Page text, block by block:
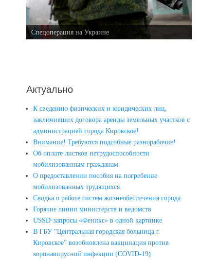
Спецоперация на Украине
Актуально
К сведению физических и юридических лиц,
заключивших договора аренды земельных участков с
администрацией города Кировское!
Внимание! Требуются подсобные разнорабочие!
Об оплате листков нетрудоспособности
мобилизованным гражданам
О предоставлении пособия на погребение
мобилизованных трудящихся
Сводка о работе систем жизнеобеспечения города
Горячие линии министерств и ведомств
USSD-запросы «Феникс» в одной картинке
В ГБУ “Центральная городская больница г.
Кировское” возобновлена вакцинация против
коронавирусной инфекции (COVID-19)